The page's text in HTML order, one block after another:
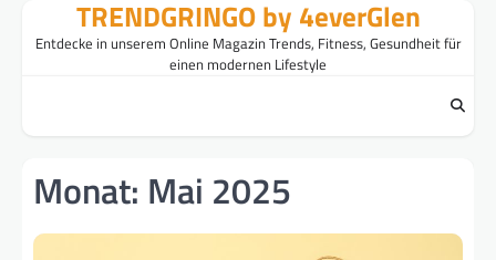
TRENDGRINGO by 4everGlen
Entdecke in unserem Online Magazin Trends, Fitness, Gesundheit für
einen modernen Lifestyle
Monat: Mai 2025